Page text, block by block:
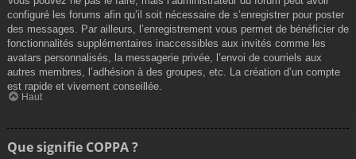
configuré les forums afin qu’il soit nécessaire de s’enregistrer pour poster
des messages. Par ailleurs, l’enregistrement vous permet de bénéficier de
fonctionnalités supplémentaires inaccessibles aux invités comme les
avatars personnalisés, la messagerie privée, l’envoi de courriels aux
autres membres, l’adhésion à des groupes, etc. La création d’un compte
est rapide et vivement conseillée.
Haut
Que signifie COPPA ?